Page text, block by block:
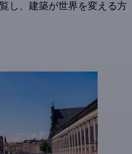
し、建築が世界を変える方